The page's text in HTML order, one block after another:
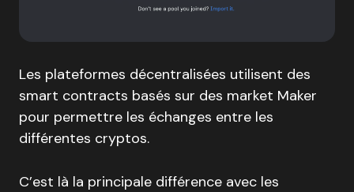
Les plateformes décentralisées utilisent des
smart contracts basés sur des market Maker
pour permettre les échanges entre les
différentes cryptos.
C’est là la principale différence avec les